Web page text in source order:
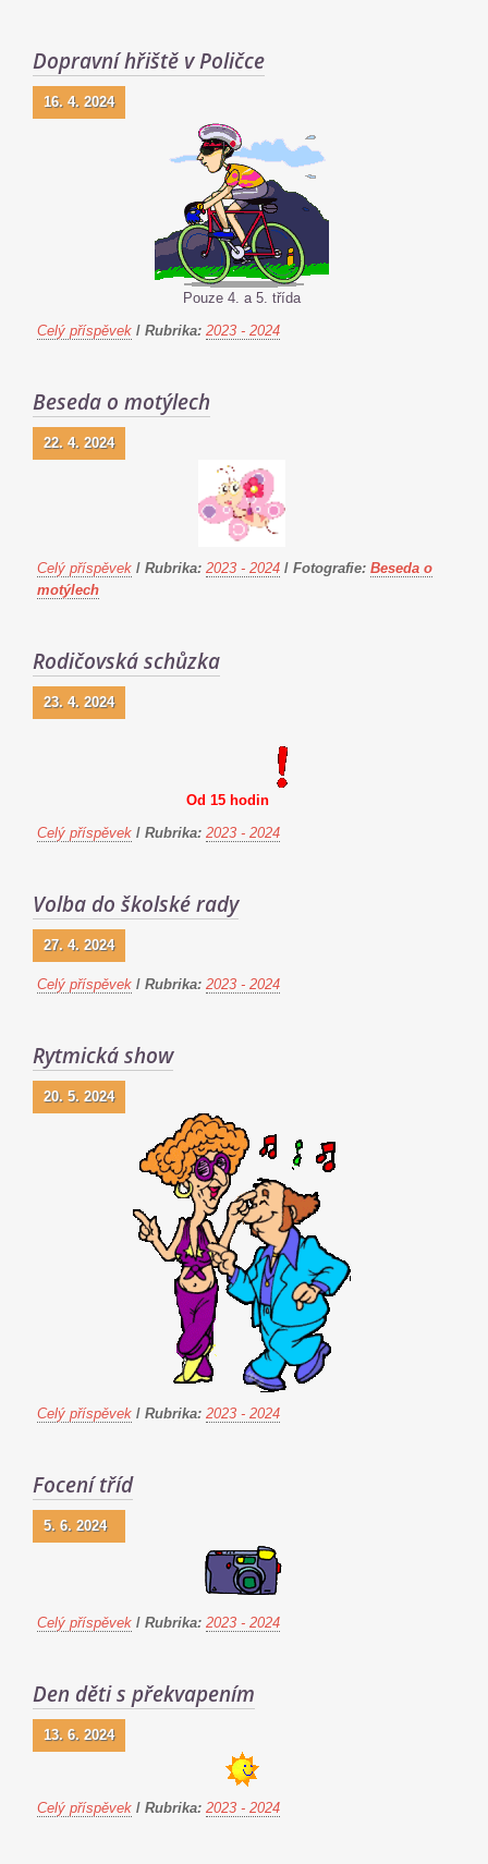
Dopravní hřiště v Poličce
16. 4. 2024
Pouze 4. a 5. třída
Celý příspěvek / Rubrika: 2023 - 2024
Beseda o motýlech
22. 4. 2024
Celý příspěvek / Rubrika: 2023 - 2024 / Fotografie: Beseda o
motýlech
Rodičovská schůzka
23. 4. 2024
Od 15 hodin
Celý příspěvek / Rubrika: 2023 - 2024
Volba do školské rady
27. 4. 2024
Celý příspěvek / Rubrika: 2023 - 2024
Rytmická show
20. 5. 2024
Celý příspěvek / Rubrika: 2023 - 2024
Focení tříd
5. 6. 2024
Celý příspěvek / Rubrika: 2023 - 2024
Den děti s překvapením
13. 6. 2024
Celý příspěvek / Rubrika: 2023 - 2024